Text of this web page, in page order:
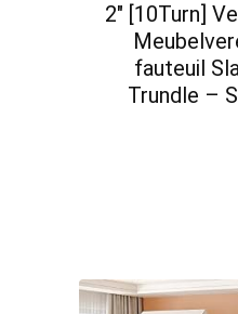
2″ [10Turn]
fauteuil
Trundle –